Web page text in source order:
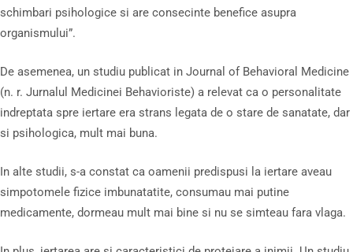
schimbari psihologice si are consecinte benefice asupra
organismului”.
De asemenea, un studiu publicat in Journal of Behavioral Medicine
(n. r. Jurnalul Medicinei Behavioriste) a relevat ca o personalitate
indreptata spre iertare era strans legata de o stare de sanatate, dar
si psihologica, mult mai buna.
In alte studii, s-a constat ca oamenii predispusi la iertare aveau
simpotomele fizice imbunatatite, consumau mai putine
medicamente, dormeau mult mai bine si nu se simteau fara vlaga.